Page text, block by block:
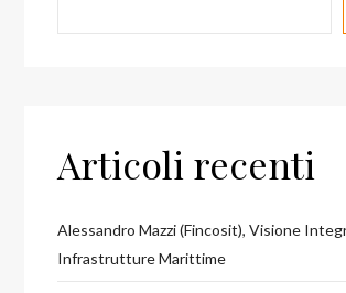
Articoli recenti
Alessandro Mazzi (Fincosit), Visione
Infrastrutture Marittime